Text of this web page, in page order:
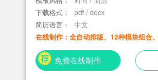
下载格式：
pdf / docx
简历语言：
中文
在线制作：全自动排版、12种模块组合
免费在线制作